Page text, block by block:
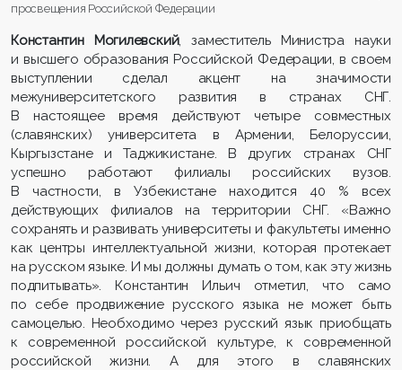
просвещения Российской Федерации
Константин Могилевский, заместитель Министра науки
и высшего образования Российской Федерации, в своем
выступлении сделал акцент на значимости
межуниверситетского развития в странах СНГ.
В настоящее время действуют четыре совместных
(славянских) университета в Армении, Белоруссии,
Кыргызстане и Таджикистане. В других странах СНГ
успешно работают филиалы российских вузов.
В частности, в Узбекистане находится 40 % всех
действующих филиалов на территории СНГ. «Важно
сохранять и развивать университеты и факультеты именно
как центры интеллектуальной жизни, которая протекает
на русском языке. И мы должны думать о том, как эту жизнь
подпитывать». Константин Ильич отметил, что само
по себе продвижение русского языка не может быть
самоцелью. Необходимо через русский язык приобщать
к современной российской культуре, к современной
российской жизни. А для этого в славянских